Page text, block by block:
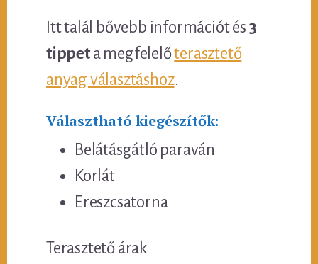
Itt talál bővebb információt és 3
tippeta megfelelőterasztető
anyag választáshoz.
Választható kiegészítők:
Belátásgátló paraván
Korlát
Ereszcsatorna
Terasztető árak